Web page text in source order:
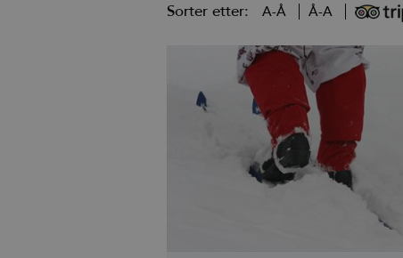
Sorter etter: A-Å Å-A